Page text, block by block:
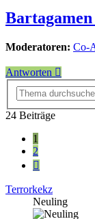
Moderatoren: Co-
Antworten
24 Beiträge
1
2
Nächste
Terrorkekz
Neuling